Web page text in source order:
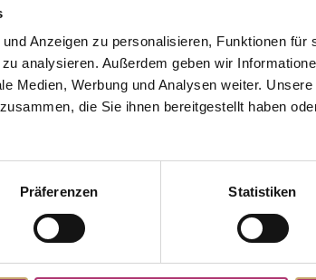
Anzeigen zu personalisieren, Funktionen für
analysieren. Außerdem geben wir
Medien, Werbung und Analysen weiter.
die Sie ihnen bereitgestellt haben
Präferenzen Statistiken